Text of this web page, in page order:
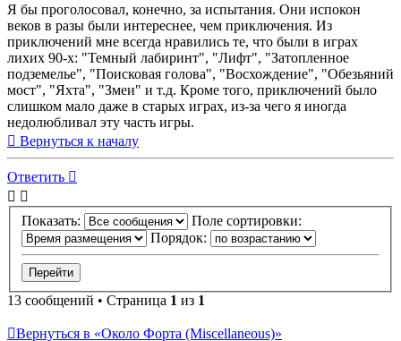
Я бы проголосовал, конечно, за испытания. Они испокон
веков в разы были интереснее, чем приключения. Из
приключений мне всегда нравились те, что были в играх
лихих 90-х: "Темный лабиринт", "Лифт", "Затопленное
подземелье", "Поисковая голова", "Восхождение", "Обезьяний
мост", "Яхта", "Змеи" и т.д. Кроме того, приключений было
слишком мало даже в старых играх, из-за чего я иногда
недолюбливал эту часть игры.
Вернуться к началу
Ответить
Показать:
Поле сортировки:
Порядок:
13 сообщений • Страница 1 из 1
Вернуться в «Около Форта (Miscellaneous)»